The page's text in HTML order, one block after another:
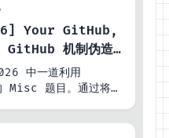
Your GitHub,
GitHub 机制伪造
中一道利用
Misc 题目。通过将